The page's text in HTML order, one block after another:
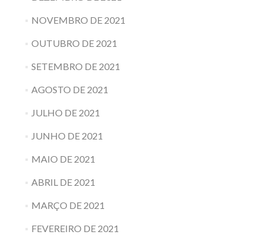
NOVEMBRO DE 2021
OUTUBRO DE 2021
SETEMBRO DE 2021
AGOSTO DE 2021
JULHO DE 2021
JUNHO DE 2021
MAIO DE 2021
ABRIL DE 2021
MARÇO DE 2021
FEVEREIRO DE 2021